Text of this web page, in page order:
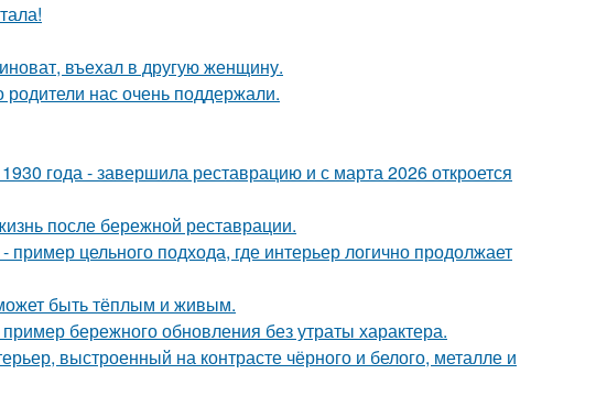
въехал в другую женщину.
нас очень поддержали.
года - завершила реставрацию и с марта 2026 откроется
после бережной реставрации.
цельного подхода, где интерьер логично продолжает
быть тёплым и живым.
бережного обновления без утраты характера.
выстроенный на контрасте чёрного и белого, металле и